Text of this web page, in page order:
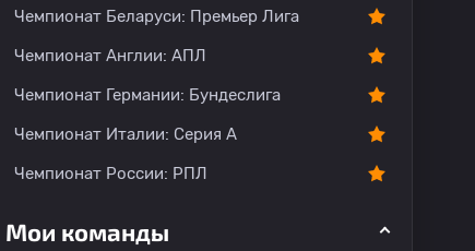
Чемпионат Беларуси: Премьер Лига
Чемпионат Англии: АПЛ
Чемпионат Германии: Бундеслига
Чемпионат Италии: Серия А
Чемпионат России: РПЛ
Мои команды